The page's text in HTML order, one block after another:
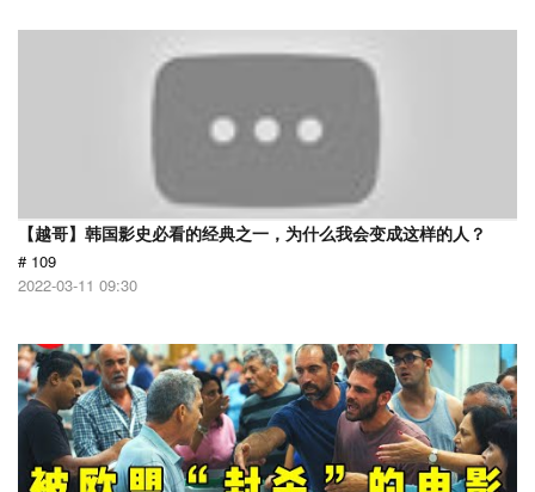
【越哥】韩国影史必看的经典之一，为什么我会变成这样的人？
# 109
2022-03-11 09:30